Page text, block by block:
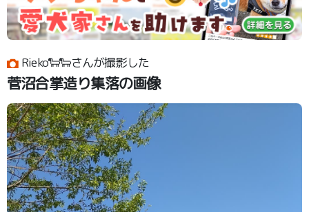
Rieko🐑🐑さんが撮影した
菅沼合掌造り集落の画像